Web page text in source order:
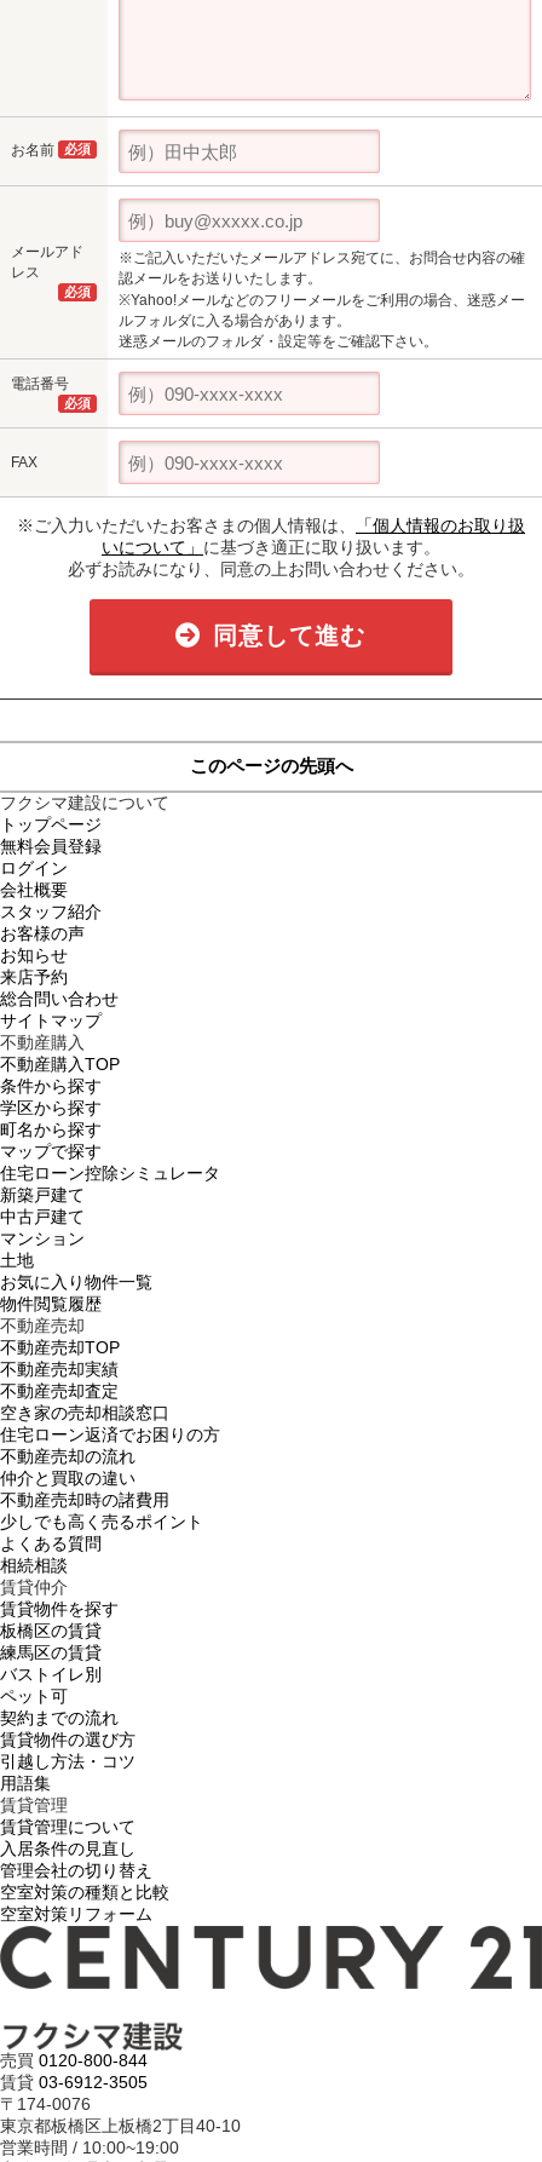
お名前 必須
メールアド
レス
必須
※ご記入いただいたメールアドレス宛てに、お問合せ内容の確
認メールをお送りいたします。
※Yahoo!メールなどのフリーメールをご利用の場合、迷惑メー
ルフォルダに入る場合があります。
迷惑メールのフォルダ・設定等をご確認下さい。
電話番号
必須
FAX
※ご入力いただいたお客さまの個人情報は、
「個人情報のお取り扱
いについて」 に基づき適正に取り扱います。
必ずお読みになり、同意の上お問い合わせください。
同意して進む
このページの先頭へ
フクシマ建設について
トップページ
無料会員登録
ログイン
会社概要
スタッフ紹介
お客様の声
お知らせ
来店予約
総合問い合わせ
サイトマップ
不動産購入
不動産購入TOP
条件から探す
学区から探す
町名から探す
マップで探す
住宅ローン控除シミュレータ
新築戸建て
中古戸建て
マンション
土地
お気に入り物件一覧
物件閲覧履歴
不動産売却
不動産売却TOP
不動産売却実績
不動産売却査定
空き家の売却相談窓口
住宅ローン返済でお困りの方
不動産売却の流れ
仲介と買取の違い
不動産売却時の諸費用
少しでも高く売るポイント
よくある質問
相続相談
賃貸仲介
賃貸物件を探す
板橋区の賃貸
練馬区の賃貸
バストイレ別
ペット可
契約までの流れ
賃貸物件の選び方
引越し方法・コツ
用語集
賃貸管理
賃貸管理について
入居条件の見直し
管理会社の切り替え
空室対策の種類と比較
空室対策リフォーム
売買 0120-800-844
賃貸 03-6912-3505
〒174-0076
東京都板橋区上板橋2丁目40-10
営業時間 / 10:00~19:00